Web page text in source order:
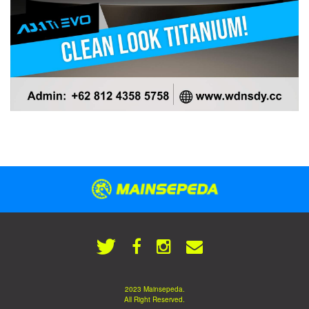
2023 Mainsepeda.
All Right Reserved.